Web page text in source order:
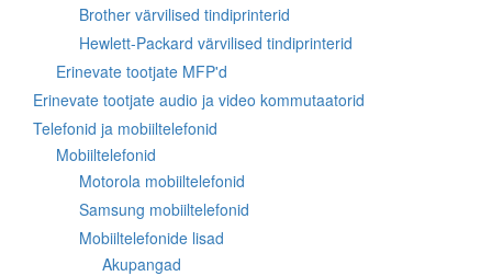
Brother värvilised tindiprinterid
Hewlett-Packard värvilised tindiprinterid
Erinevate tootjate MFP'd
Erinevate tootjate audio ja video kommutaatorid
Telefonid ja mobiiltelefonid
Mobiiltelefonid
Motorola mobiiltelefonid
Samsung mobiiltelefonid
Mobiiltelefonide lisad
Akupangad